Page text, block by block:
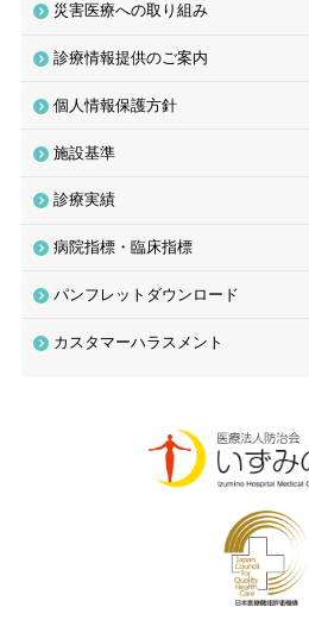
災害医療への取り組み
診療情報提供のご案内
個人情報保護方針
施設基準
診療実績
病院指標・臨床指標
パンフレットダウンロード
カスタマーハラスメント